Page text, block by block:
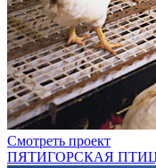
Смотреть проект
ПЯТИГОРСКАЯ